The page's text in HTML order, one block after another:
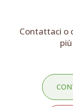
Contattaci o